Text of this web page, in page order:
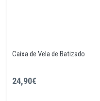
Caixa de Vela de Batizado
24,90€